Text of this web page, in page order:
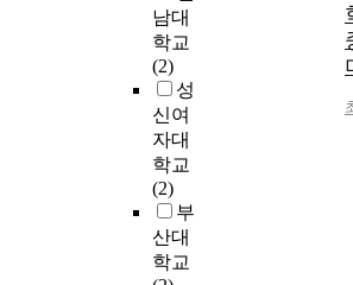
남대
학교
(2)
성
신여
자대
학교
(2)
부
산대
학교